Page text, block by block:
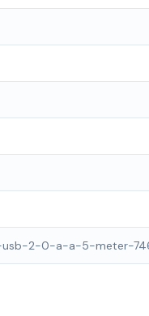
usb-2-0-a-a-5-meter-